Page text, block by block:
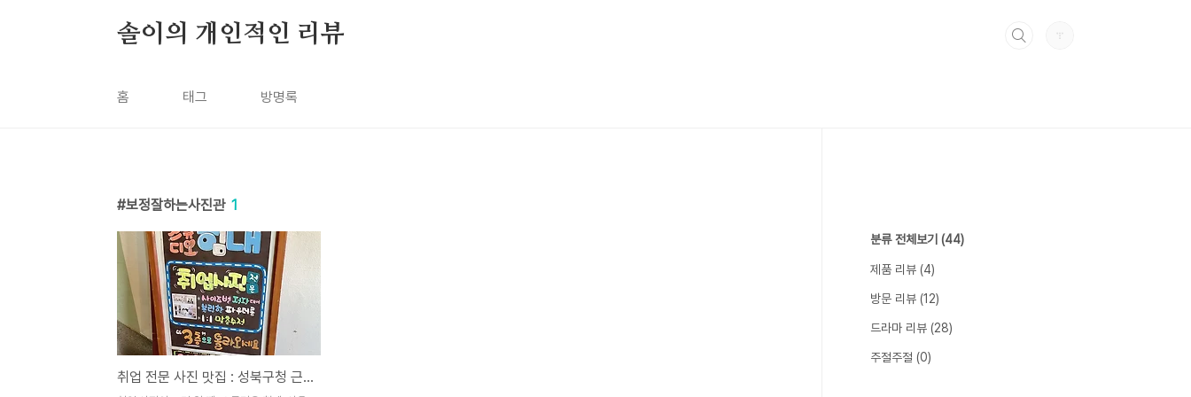
솔이의 개인적인 리뷰
홈 태그 방명록
보정잘하는사진관 1
취업 전문 사진 맛집 : 성북구청 근처 스튜디오 힘내!
분류 전체보기 (44)
제품 리뷰 (4)
방문 리뷰 (12)
드라마 리뷰 (28)
주절주절 (0)